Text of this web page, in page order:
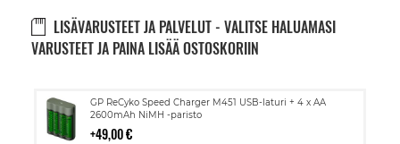
LISÄVARUSTEET JA PALVELUT - VALITSE HALUAMASI
VARUSTEET JA PAINA LISÄÄ OSTOSKORIIN
GP ReCyko Speed Charger M451 USB-laturi + 4 x AA
2600mAh NiMH -paristo
49,00 €
Lisää
ostoskoriin